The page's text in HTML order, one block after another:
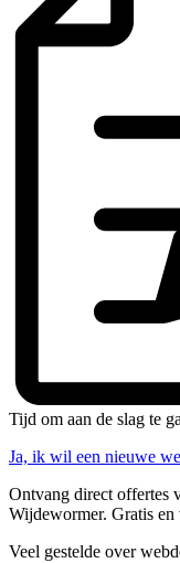
Tijd om aan de slag te
Ja, ik wil een nieuwe
Ontvang direct offertes
Wijdewormer. Gratis
Veel gestelde over